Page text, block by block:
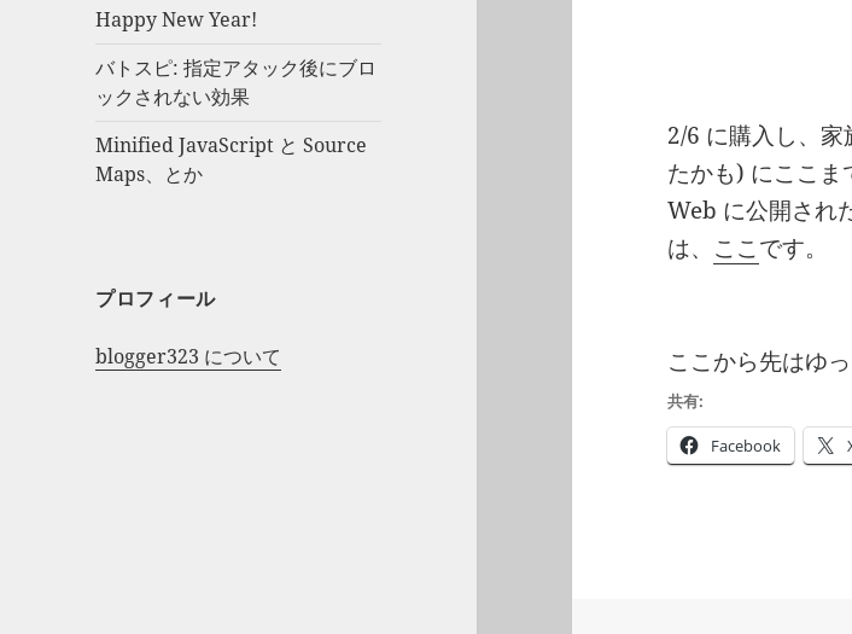
Happy New Year!
バトスピ: 指定アタック後にブロ
ックされない効果
Minified JavaScript と Source
Maps、とか
プロフィール
blogger323 について
2/6 に購入し、
たかも) にここ
Web に公開され
は、 ここです。
ここから先はゆ
共有:
Facebook